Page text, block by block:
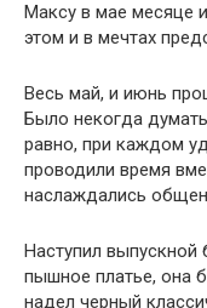
Максу в мае месяце
этом и в мечтах
Весь май, и июнь
Было некогда
равно, при каждом
проводили время
наслаждались
Наступил выпускной
пышное платье, она
надел черный